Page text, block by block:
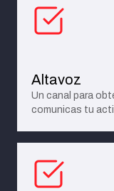
Altavoz
Un canal para
comunicas tu